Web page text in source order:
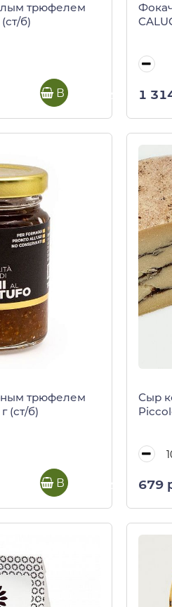
трюфелем
б)
В корзину 1
трюфелем
(ст/б)
В корзину
Сыр
679